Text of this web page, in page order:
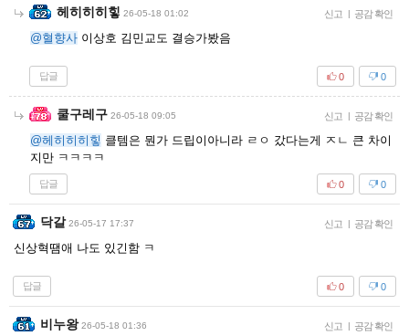
헤히히히힣 26-05-18 01:02 신고 | 공감 확인
@혈향사 이상호 김민교도 결승가봤음
답글 0
0
쿨구레구 26-05-18 09:05 신고 | 공감 확인
@헤히히히힣 클템은 뭔가 드립이아니라 ㄹㅇ 갔다는게 ㅈㄴ 큰 차이
지만 ㅋㅋㅋㅋ
답글 0
0
닥갈 26-05-17 17:37 신고 | 공감 확인
신상혁땜애 나도 있긴함 ㅋ
답글 0
0
비누왕 26-05-18 01:36 신고 | 공감 확인